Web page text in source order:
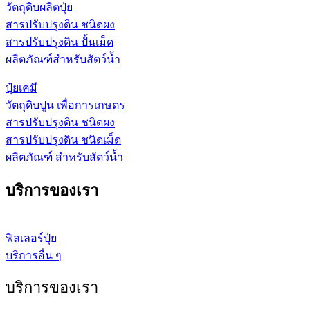
วัตถุดิบผลิตปุ๋ย
สารปรับปรุงดิน ชนิดผง
สารปรับปรุงดิน ปั้นเม็ด
ผลิตภัณฑ์สำหรับสัตว์น้ำ
ปุ๋ยเคมี
วัตถุดิบปูน เพื่อการเกษตร
สารปรับปรุงดิน ชนิดผง
สารปรับปรุงดิน ชนิดเม็ด
ผลิตภัณฑ์ สำหรับสัตว์น้ำ
บริการของเรา
ฟิลเลอร์ปุ๋ย
บริการอื่น ๆ
บริการของเรา